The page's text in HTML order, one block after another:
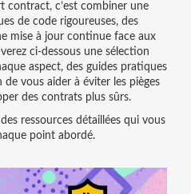
contract, c’est combiner une
de code rigoureuses, des
mise à jour continue face aux
ci‑dessous une sélection
aspect, des guides pratiques
de vous aider à éviter les pièges
des contrats plus sûrs.
ressources détaillées qui vous
point abordé.